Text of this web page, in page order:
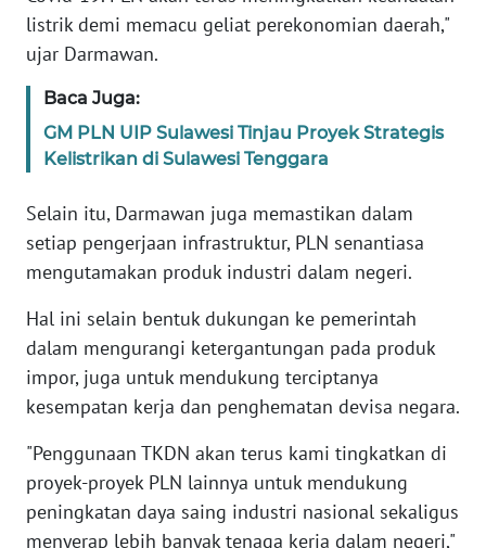
listrik demi memacu geliat perekonomian daerah,"
ujar Darmawan.
Baca Juga:
GM PLN UIP Sulawesi Tinjau Proyek Strategis
Kelistrikan di Sulawesi Tenggara
Selain itu, Darmawan juga memastikan dalam
setiap pengerjaan infrastruktur, PLN senantiasa
mengutamakan produk industri dalam negeri.
Hal ini selain bentuk dukungan ke pemerintah
dalam mengurangi ketergantungan pada produk
impor, juga untuk mendukung terciptanya
kesempatan kerja dan penghematan devisa negara.
"Penggunaan TKDN akan terus kami tingkatkan di
proyek-proyek PLN lainnya untuk mendukung
peningkatan daya saing industri nasional sekaligus
menyerap lebih banyak tenaga kerja dalam negeri,"
WN
BARAT
WN
WN
WN
JAMBI
WN
SULTRA
WN
NTB